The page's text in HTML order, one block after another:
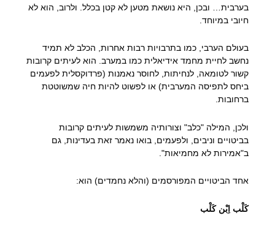
בערבית… ובכן, היא נושאת מטען לא קטן בכלל. ולרוב, הוא לא
חיובי במיוחד.
בעולם הערבי, כמו בתרבויות רבות אחרות, הכלב לא תמיד
נחשב לחיית מחמד אידיאלית כמו במערב. הוא לעיתים קרובות
קשור לטומאה, לנחיתות, לחוסר נאמנות (פרדוקסלית לפעמים
ביחס לתפיסה המערבית) או לפשוט להיות חיה שמשוטטת
ברחובות.
ולכן, המילה "כלב" וצורותיה משמשות לעיתים קרובות
בביטויים וניבים, ולפעמים, בואו נאמר זאת בעדינות, גם
ב"אמירות לא מחמיאות".
אחד הביטויים המפורסמים (והלא נחמדים) הוא:
كَلْب اِبْن كَلْب